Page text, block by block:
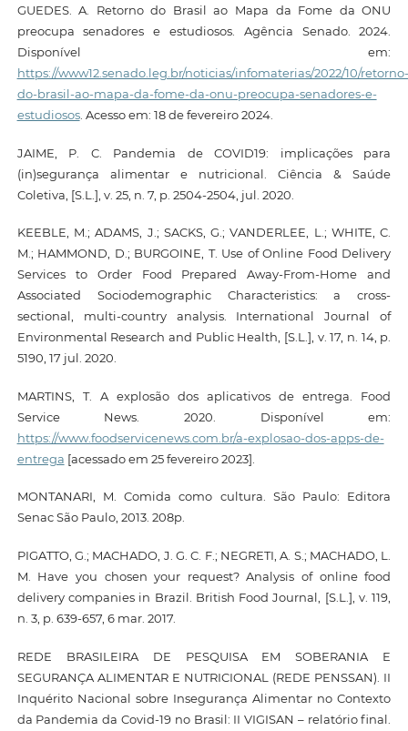
GUEDES. A. Retorno do Brasil ao Mapa da Fome da ONU
preocupa senadores e estudiosos. Agência Senado. 2024.
Disponível em:
https://www12.senado.leg.br/noticias/infomaterias/2022/10/retorno-
do-brasil-ao-mapa-da-fome-da-onu-preocupa-senadores-e-
estudiosos. Acesso em: 18 de fevereiro 2024.
JAIME, P. C. Pandemia de COVID19: implicações para
(in)segurança alimentar e nutricional. Ciência & Saúde
Coletiva, [S.L.], v. 25, n. 7, p. 2504-2504, jul. 2020.
KEEBLE, M.; ADAMS, J.; SACKS, G.; VANDERLEE, L.; WHITE, C.
M.; HAMMOND, D.; BURGOINE, T. Use of Online Food Delivery
Services to Order Food Prepared Away-From-Home and
Associated Sociodemographic Characteristics: a cross-
sectional, multi-country analysis. International Journal of
Environmental Research and Public Health, [S.L.], v. 17, n. 14, p.
5190, 17 jul. 2020.
MARTINS, T. A explosão dos aplicativos de entrega. Food
Service News. 2020. Disponível em:
https://www.foodservicenews.com.br/a-explosao-dos-apps-de-
entrega [acessado em 25 fevereiro 2023].
MONTANARI, M. Comida como cultura. São Paulo: Editora
Senac São Paulo, 2013. 208p.
PIGATTO, G.; MACHADO, J. G. C. F.; NEGRETI, A. S.; MACHADO, L.
M. Have you chosen your request? Analysis of online food
delivery companies in Brazil. British Food Journal, [S.L.], v. 119,
n. 3, p. 639-657, 6 mar. 2017.
REDE BRASILEIRA DE PESQUISA EM SOBERANIA E
SEGURANÇA ALIMENTAR E NUTRICIONAL (REDE PENSSAN). II
Inquérito Nacional sobre Insegurança Alimentar no Contexto
da Pandemia da Covid-19 no Brasil: II VIGISAN – relatório final.